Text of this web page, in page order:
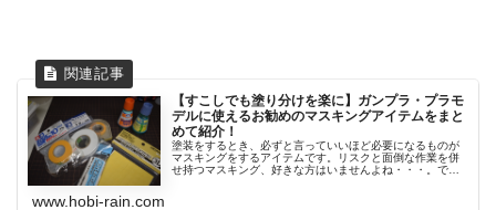
【すこしでも塗り分けを楽に】ガンプラ・プラモ
デルに使えるお勧めのマスキングアイテムをまと
めて紹介！
塗装をするとき、必ずと言っていいほど必要になるものが
マスキングをするアイテムです。リスクと面倒な作業を併
せ持つマスキング、好きな方はいませんよね・・・。です
www.hobi-rain.com